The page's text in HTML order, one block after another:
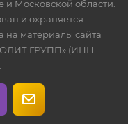
и Московской области.
и охраняется
на материалы сайта
ГРУПП» (ИНН